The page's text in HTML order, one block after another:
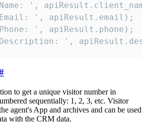
',
', apiResult.email);
', apiResult.phone);
',
to get a unique visitor number in
sequentially: 1, 2, 3, etc. Visitor
agent's App and archives and can be used
with the CRM data.